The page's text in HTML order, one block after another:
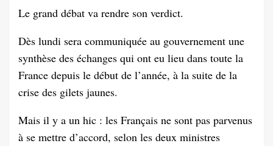
Le grand débat va rendre son verdict.
Dès lundi sera communiquée au gouvernement une
synthèse des échanges qui ont eu lieu dans toute la
France depuis le début de l’année, à la suite de la
crise des gilets jaunes.
Mais il y a un hic : les Français ne sont pas parvenus
à se mettre d’accord, selon les deux ministres